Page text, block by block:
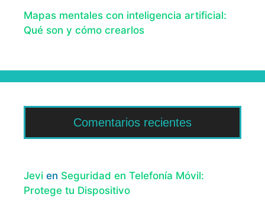
Mapas mentales con inteligencia artificial:
Qué son y cómo crearlos
Comentarios recientes
Jevi en Seguridad en Telefonía Móvil:
Protege tu Dispositivo